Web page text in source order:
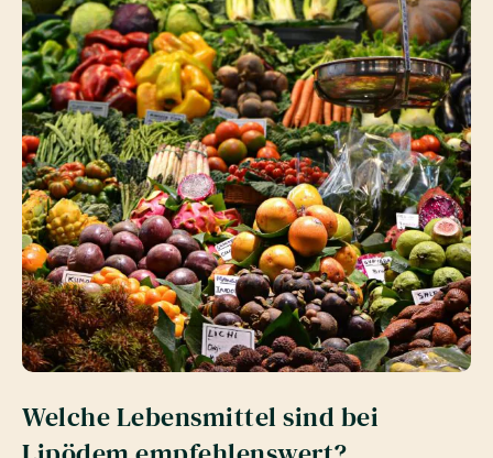
Welche Lebensmittel sind bei